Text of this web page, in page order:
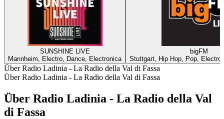
SUNSHINE LIVE
Mannheim, Electro, Dance, Electronica
bigFM
Stuttgart, Hip Hop, Pop,
Über Radio Ladinia - La Radio della Val di Fassa
Über Radio Ladinia - La Radio della Val di Fassa
Über Radio Ladinia - La Radio della Val
di Fassa